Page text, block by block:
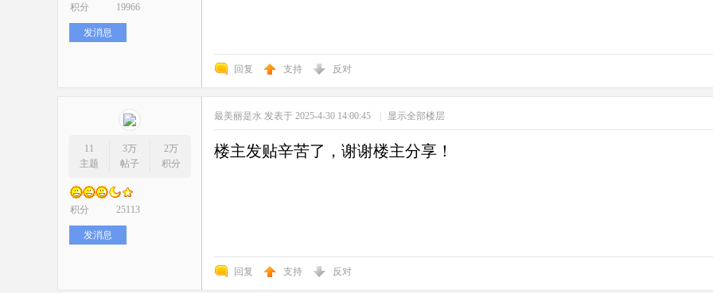
积分 19966
发消息
回复 支持 反对
11
主题
3万
帖子
2万
积分
积分 25113
发消息
最美丽是水 发表于 2025-4-30 14:00:45 | 显示全部楼层
楼主发贴辛苦了，谢谢楼主分享！
回复 支持 反对